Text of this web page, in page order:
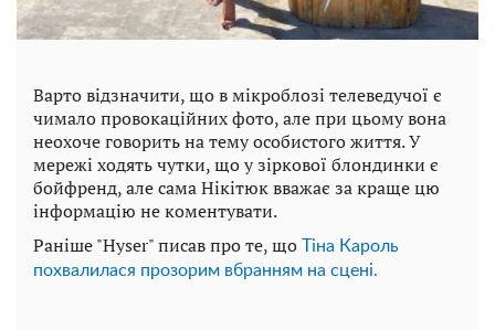
Варто відзначити, що в мікроблозі телеведучої є
чимало провокаційних фото, але при цьому вона
неохоче говорить на тему особистого життя. У
мережі ходять чутки, що у зіркової блондинки є
бойфренд, але сама Нікітюк вважає за краще цю
інформацію не коментувати.
Раніше "Hyser" писав про те, що
Тіна Кароль
похвалилася прозорим вбранням на сцені.